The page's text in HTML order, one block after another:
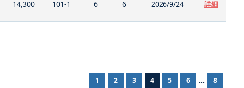
14,300 101-1 6 6 2026/9/24 詳細
1 2 3 4 5 6 ... 8